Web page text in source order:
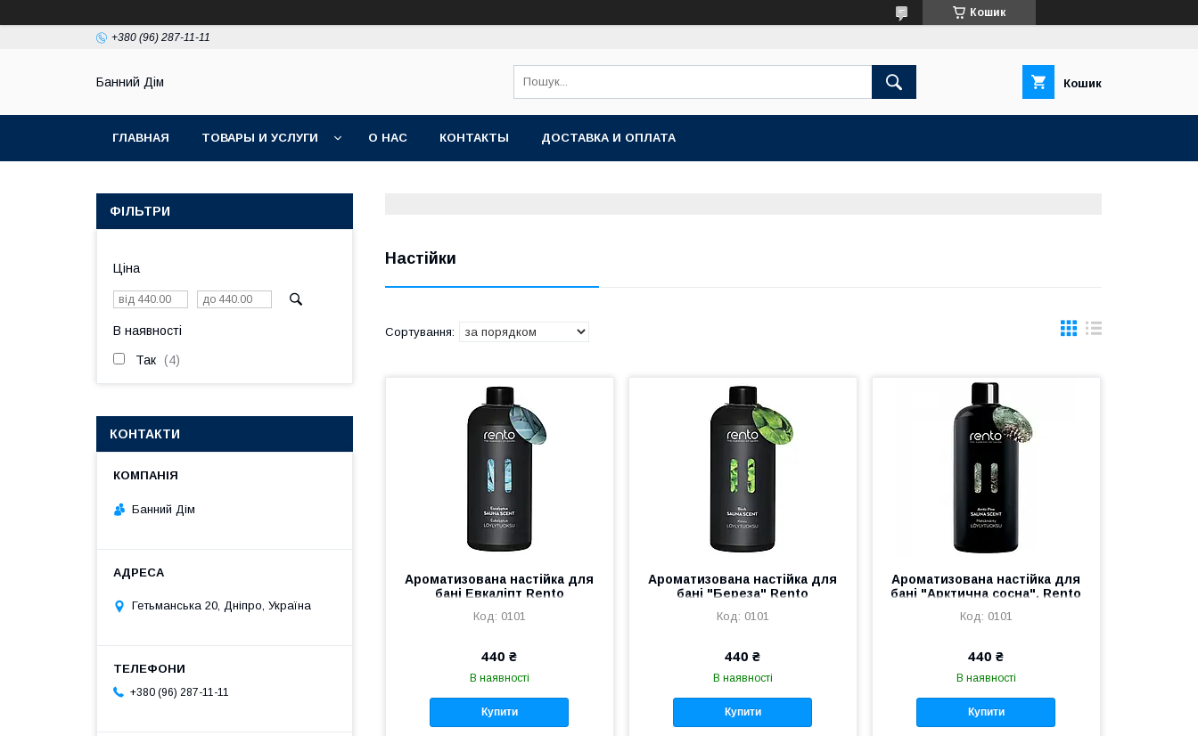
Кошик
+380 (96) 287-11-11
Банний Дім Кошик
ГЛАВНАЯ ТОВАРЫ И УСЛУГИ О НАС КОНТАКТЫ ДОСТАВКА И ОПЛАТА
Настійки
Ароматизована настійка для
бані Евкаліпт Rento
0101
440 ₴
В наявності
Купити
Ароматизована настійка для
бані "Береза" Rento
0101
440 ₴
В наявності
Купити
Ароматизована настійка для
бані "Арктична сосна", Rento
0101
440 ₴
В наявності
Купити
ФІЛЬТРИ
Ціна
В наявності
Так 4
КОНТАКТИ
Банний Дім
Гетьманська 20, Дніпро, Україна
+380 (96) 287-11-11